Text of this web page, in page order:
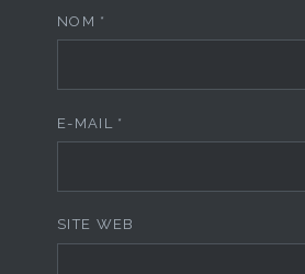
NOM *
E-MAIL *
SITE WEB